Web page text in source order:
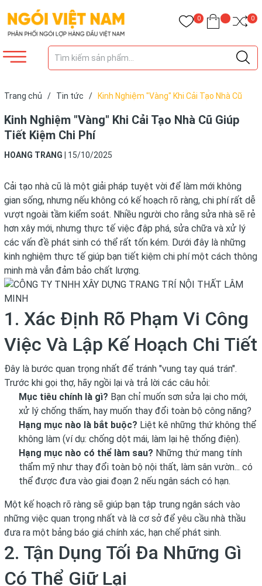
0 0
Trang chủ / Tin tức /
Kinh Nghiệm "Vàng" Khi Cải Tạo Nhà Cũ
Kinh Nghiệm "Vàng" Khi Cải Tạo Nhà Cũ Giúp
Tiết Kiệm Chi Phí
HOANG TRANG 15/10/2025
Cải tạo nhà cũ là một giải pháp tuyệt vời để làm mới không
gian sống, nhưng nếu không có kế hoạch rõ ràng, chi phí rất dễ
vượt ngoài tầm kiểm soát. Nhiều người cho rằng sửa nhà sẽ rẻ
hơn xây mới, nhưng thực tế việc đập phá, sửa chữa và xử lý
các vấn đề phát sinh có thể rất tốn kém. Dưới đây là những
kinh nghiệm thực tế giúp bạn tiết kiệm chi phí một cách thông
minh mà vẫn đảm bảo chất lượng.
1. Xác Định Rõ Phạm Vi Công
Việc Và Lập Kế Hoạch Chi Tiết
Đây là bước quan trọng nhất để tránh "vung tay quá trán".
Trước khi gọi thợ, hãy ngồi lại và trả lời các câu hỏi:
Mục tiêu chính là gì? Bạn chỉ muốn sơn sửa lại cho mới,
xử lý chống thấm, hay muốn thay đổi toàn bộ công năng?
Hạng mục nào là bắt buộc? Liệt kê những thứ không thể
không làm (ví dụ: chống dột mái, làm lại hệ thống điện).
Hạng mục nào có thể làm sau? Những thứ mang tính
thẩm mỹ như thay đổi toàn bộ nội thất, làm sân vườn... có
thể được đưa vào giai đoạn 2 nếu ngân sách có hạn.
Một kế hoạch rõ ràng sẽ giúp bạn tập trung ngân sách vào
những việc quan trọng nhất và là cơ sở để yêu cầu nhà thầu
đưa ra một bảng báo giá chính xác, hạn chế phát sinh.
2. Tận Dụng Tối Đa Những Gì
Có Thể Giữ Lại